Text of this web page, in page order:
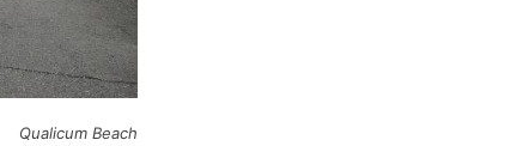
Qualicum Beach